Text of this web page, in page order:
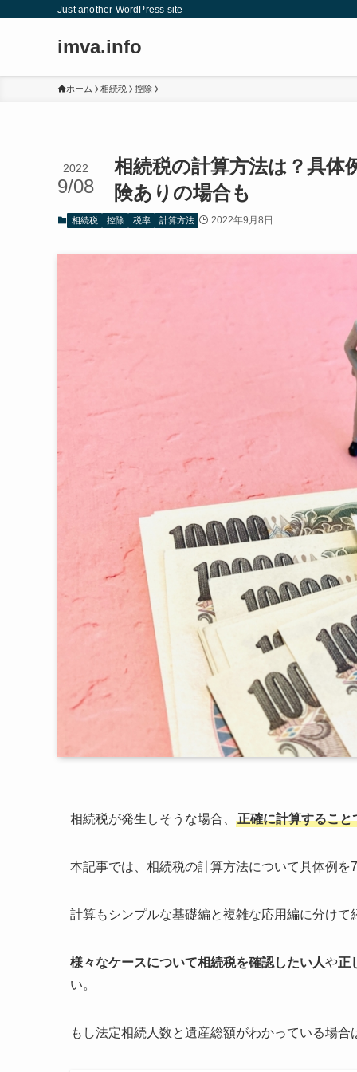
Just another WordPress site
imva.info
ホーム 相続税 控除
相続税の計算方法は？具体
険ありの場合も
2022
9/08
相続税 控除 税率 計算方法 2022年9月8日
相続税が発生しそうな場合、 正確に計算すること
本記事では、相続税の計算方法について具体例
計算もシンプルな基礎編と複雑な応用編に分けて
様々なケースについて相続税を確認したい人や正
い。
もし法定相続人数と遺産総額がわかっている場